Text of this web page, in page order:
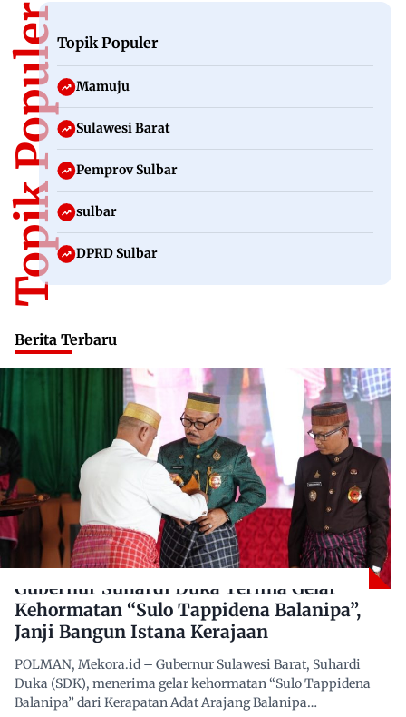
Topik PopulerTopik Populer
Mamuju
Sulawesi Barat
Pemprov Sulbar
sulbar
DPRD Sulbar
Berita Terbaru
Gubernur Suhardi Duka Terima Gelar
Kehormatan “Sulo Tappidena Balanipa”,
Janji Bangun Istana Kerajaan
POLMAN, Mekora.id – Gubernur Sulawesi Barat, Suhardi
Duka (SDK), menerima gelar kehormatan “Sulo Tappidena
Balanipa” dari Kerapatan Adat Arajang Balanipa…